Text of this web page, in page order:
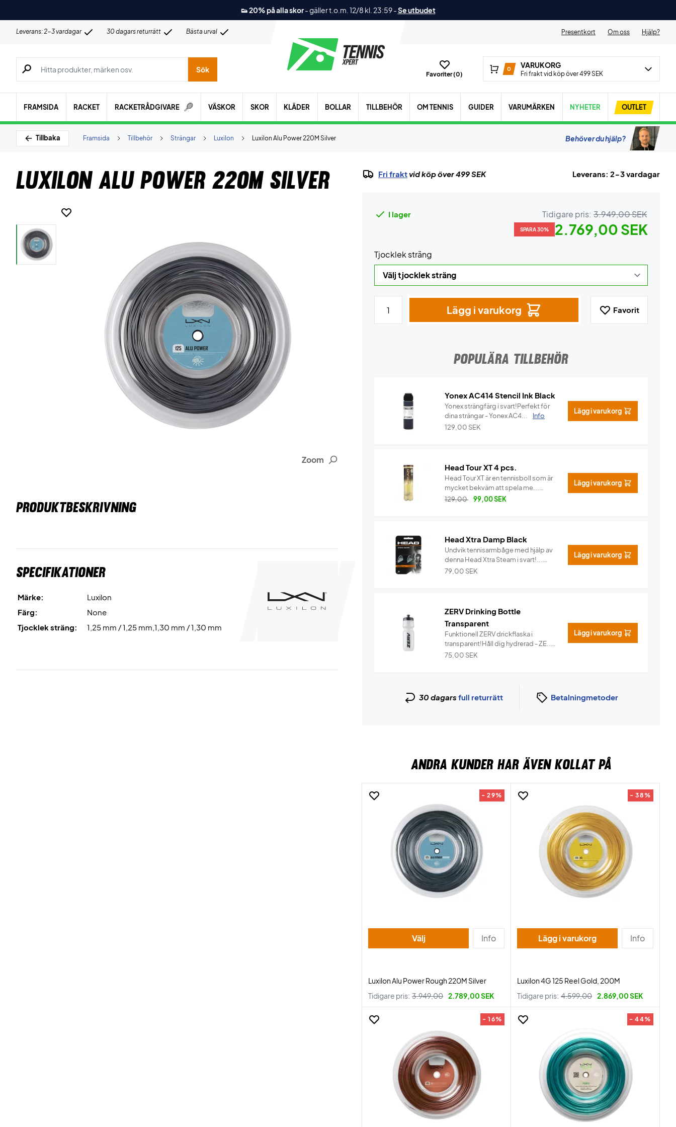
👟 20% på alla skor-gäller t.o.m. 12/8 kl. 23:59-Se utbudet
Leverans: 2-3 vardagar 30 dagars returrätt Bästa urval Presentkort Om oss Hjälp?
Sök efter produkter, märken osv.
Sök
Favoriter (0)
0 VARUKORG
Fri frakt vid köp över 499 SEK
FRAMSIDA RACKET RACKETRÅDGIVARE VÄSKOR SKOR KLÄDER BOLLAR TILLBEHÖR OM TENNIS GUIDER VARUMÄRKEN NYHETER OUTLET
Tillbaka Luxilon Alu Power 220M Silver
Luxilon
Strängar
Tillbehör
Framsida Behöver du hjälp?
Luxilon Alu Power 220M Silver
Zoom
PRODUKTBESKRIVNING
Specifikationer
Märke:
Luxilon
Färg:
None
Tjocklek sträng:
1,25 mm / 1,25 mm,1,30 mm / 1,30 mm
Fri fraktvid köp över 499 SEK Leverans: 2-3 vardagar
I lager Tidigare pris: 3.949,00 SEK
SPARA 30% 2.769,00 SEK
Tjocklek sträng
Lägg i varukorg Favorit
POPULÄRA TILLBEHÖR
Yonex AC414 Stencil Ink Black
Yonex strängfärg i svart!Perfekt för
dina strängar - Yonex AC4...
Info
129,00 SEK
Lägg i varukorg
Head Tour XT 4 pcs.
Head Tour XT är en tennisboll som är
mycket bekväm att spela me...
Info
129,00 99,00SEK
Lägg i varukorg
Head Xtra Damp Black
Undvik tennisarmbåge med hjälp av
denna Head Xtra Steam i svart!...
Info
79,00 SEK
Lägg i varukorg
ZERV Drinking Bottle
Transparent
Funktionell ZERV drickflaska i
transparent!Håll dig hydrerad - ZE...
Info
75,00 SEK
Lägg i varukorg
30 dagars full returrätt Betalningmetoder
ANDRA KUNDER HAR ÄVEN KOLLAT PÅ
- 29%
Välj Info
Luxilon Alu Power Rough 220M Silver
Tidigare pris: 3.949,00 2.789,00 SEK
- 38%
Lägg i varukorg Info
Luxilon 4G 125 Reel Gold, 200M
Tidigare pris: 4.599,00 2.869,00 SEK
- 16% - 44%